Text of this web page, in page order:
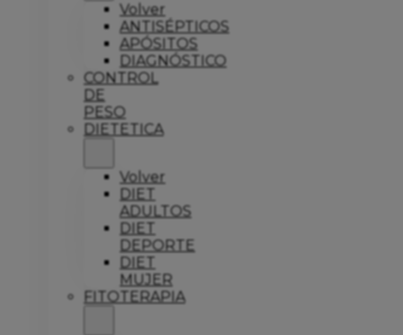
Volver
ANTISÉPTICOS
APÓSITOS
DIAGNÓSTICO
CONTROL
DE
PESO
DIETETICA
Volver
DIET
ADULTOS
DIET
DEPORTE
DIET
MUJER
FITOTERAPIA